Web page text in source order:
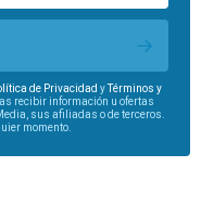
de Privacidad yTérminos y
recibir información u ofertas
sus afiliadas o de terceros.
momento.